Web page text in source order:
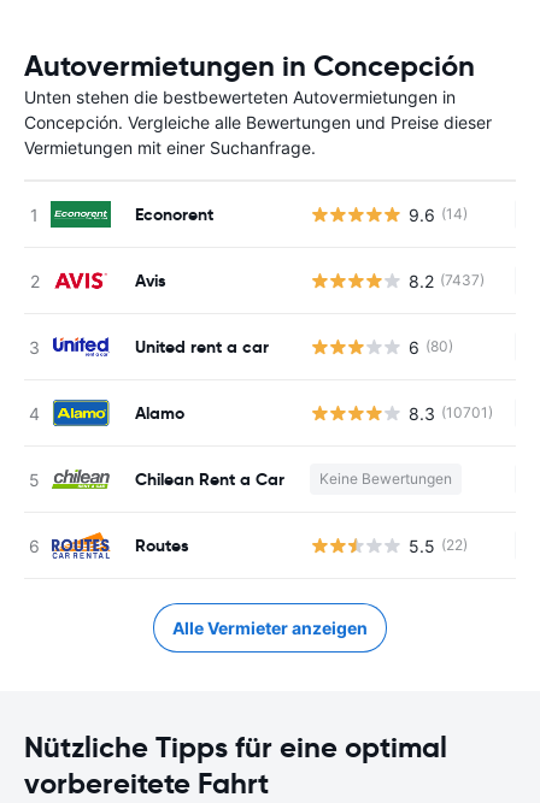
Autovermietungen in Concepción
Unten stehen die bestbewerteten Autovermietungen in
Concepción. Vergleiche alle Bewertungen und Preise dieser
Vermietungen mit einer Suchanfrage.
Econorent 9.6 (14)
Avis 8.2 (7437)
United rent a car 6 (80)
Alamo 8.3 (10701)
Chilean Rent a Car Keine Bewertungen
Routes 5.5 (22)
Alle Vermieter anzeigen
Nützliche Tipps für eine optimal
vorbereitete Fahrt